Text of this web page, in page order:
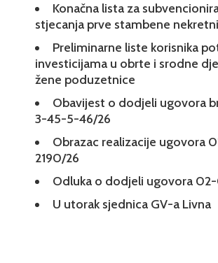
Konačna lista za
stjecanja prve stambene
Preliminarne liste korisnika
investicijama u obrte i srodne
žene poduzetnice
Obavijest o dodjeli ugovora
3-45-5-46/26
Obrazac realizacije ugovora
2190/26
Odluka o dodjeli ugovora
U utorak sjednica GV-a Livna